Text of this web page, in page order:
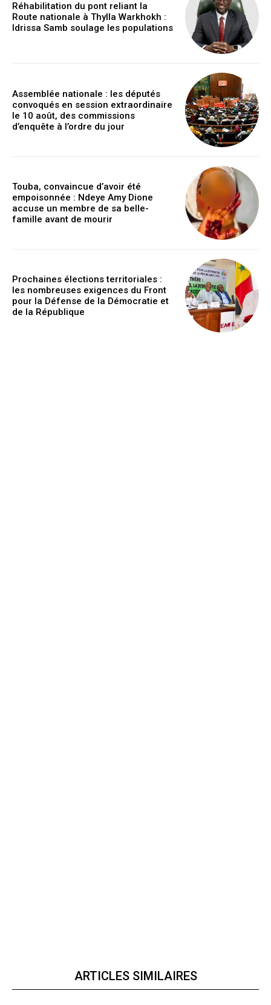
Réhabilitation du pont reliant la
Route nationale à Thylla Warkhokh :
Idrissa Samb soulage les populations
Assemblée nationale : les députés
convoqués en session extraordinaire
le 10 août, des commissions
d’enquête à l’ordre du jour
Touba, convaincue d’avoir été
empoisonnée : Ndeye Amy Dione
accuse un membre de sa belle-
famille avant de mourir
Prochaines élections territoriales :
les nombreuses exigences du Front
pour la Défense de la Démocratie et
de la République
ARTICLES SIMILAIRES